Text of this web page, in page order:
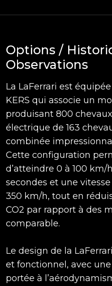
Options /
Observations
La LaFerrari est
KERS qui associe un
produisant 800
électrique de 163
combinée
Cette configuration
d’atteindre 0 à 100 km/
secondes et une
350 km/h, tout en
CO2 par rapport à des
comparable.
Le design de la
et fonctionnel, avec
portée à